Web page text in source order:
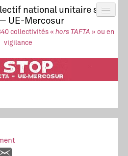
national unitaire stop
UE-Mercosur
collectivités « hors TAFTA » ou en
vigilance
UE-Mercosur
TAFTA
CETA